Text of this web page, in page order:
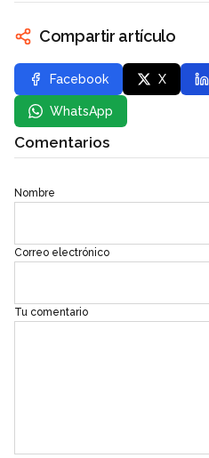
Compartir artículo
Facebook X
WhatsApp
Comentarios
Nombre
Correo electrónico
Tu comentario